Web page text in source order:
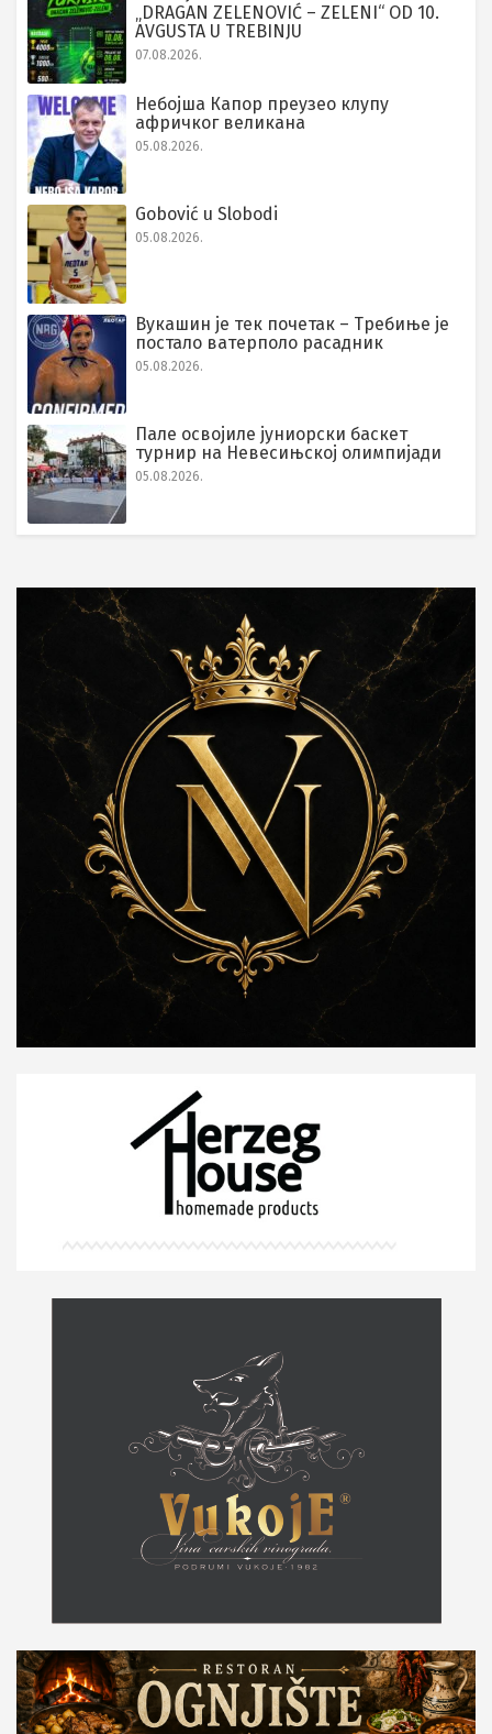
„DRAGAN ZELENOVIĆ – ZELENI“ OD 10.
AVGUSTA U TREBINJU
07.08.2026.
Небојша Капор преузео клупу
афричког великана
05.08.2026.
Gobović u Slobodi
05.08.2026.
Вукашин је тек почетак – Требиње је
постало ватерполо расадник
05.08.2026.
Пале освојиле јуниорски баскет
турнир на Невесињској олимпијади
05.08.2026.